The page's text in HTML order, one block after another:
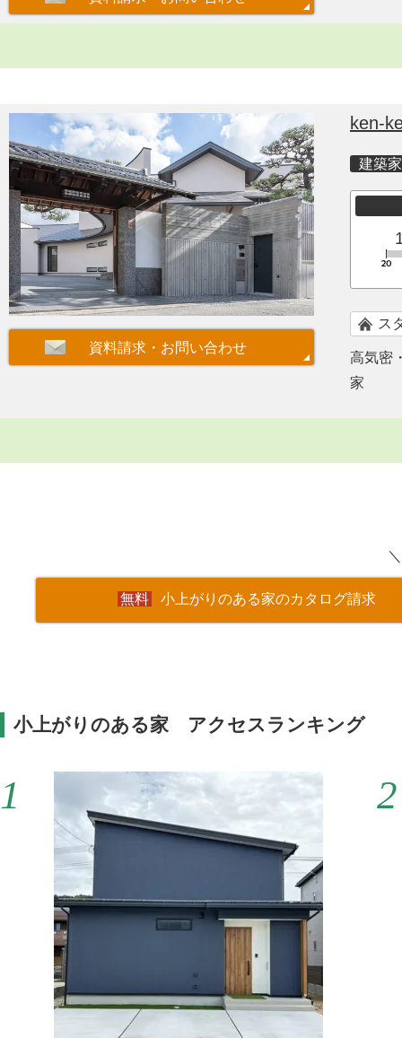
ken-
建築家
ス
高気密
家
小上がりのある家のカタログ請求
小上がりのある家 アクセスランキング